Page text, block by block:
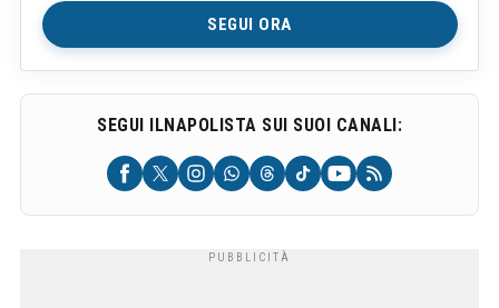
SEGUI ORA
SEGUI ILNAPOLISTA SUI SUOI CANALI: